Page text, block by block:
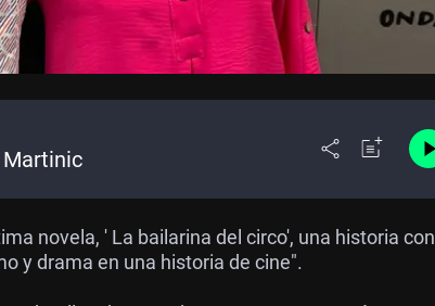
Martinic
novela, ' La bailarina del circo', una historia con
y drama en una historia de cine".